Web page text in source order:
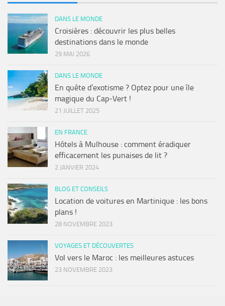
DANS LE MONDE
Croisières : découvrir les plus belles
destinations dans le monde
29 MAI 2026
DANS LE MONDE
En quête d’exotisme ? Optez pour une île
magique du Cap-Vert !
21 JUILLET 2025
EN FRANCE
Hôtels à Mulhouse : comment éradiquer
efficacement les punaises de lit ?
2 JANVIER 2024
BLOG ET CONSEILS
Location de voitures en Martinique : les bons
plans !
28 NOVEMBRE 2023
VOYAGES ET DÉCOUVERTES
Vol vers le Maroc : les meilleures astuces
23 NOVEMBRE 2023